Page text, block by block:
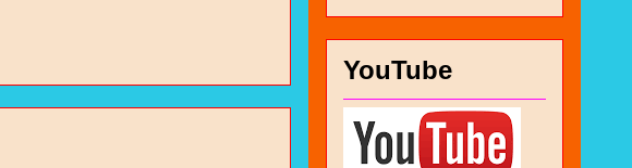
YouTube